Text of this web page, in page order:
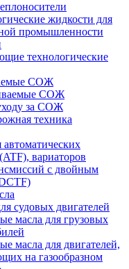
жидкости для
промышленности
технологические
СОЖ
СОЖ
за СОЖ
техника
вариаторов
с двойным
судовых двигателей
масла для грузовых
масла для двигателей,
на газообразном